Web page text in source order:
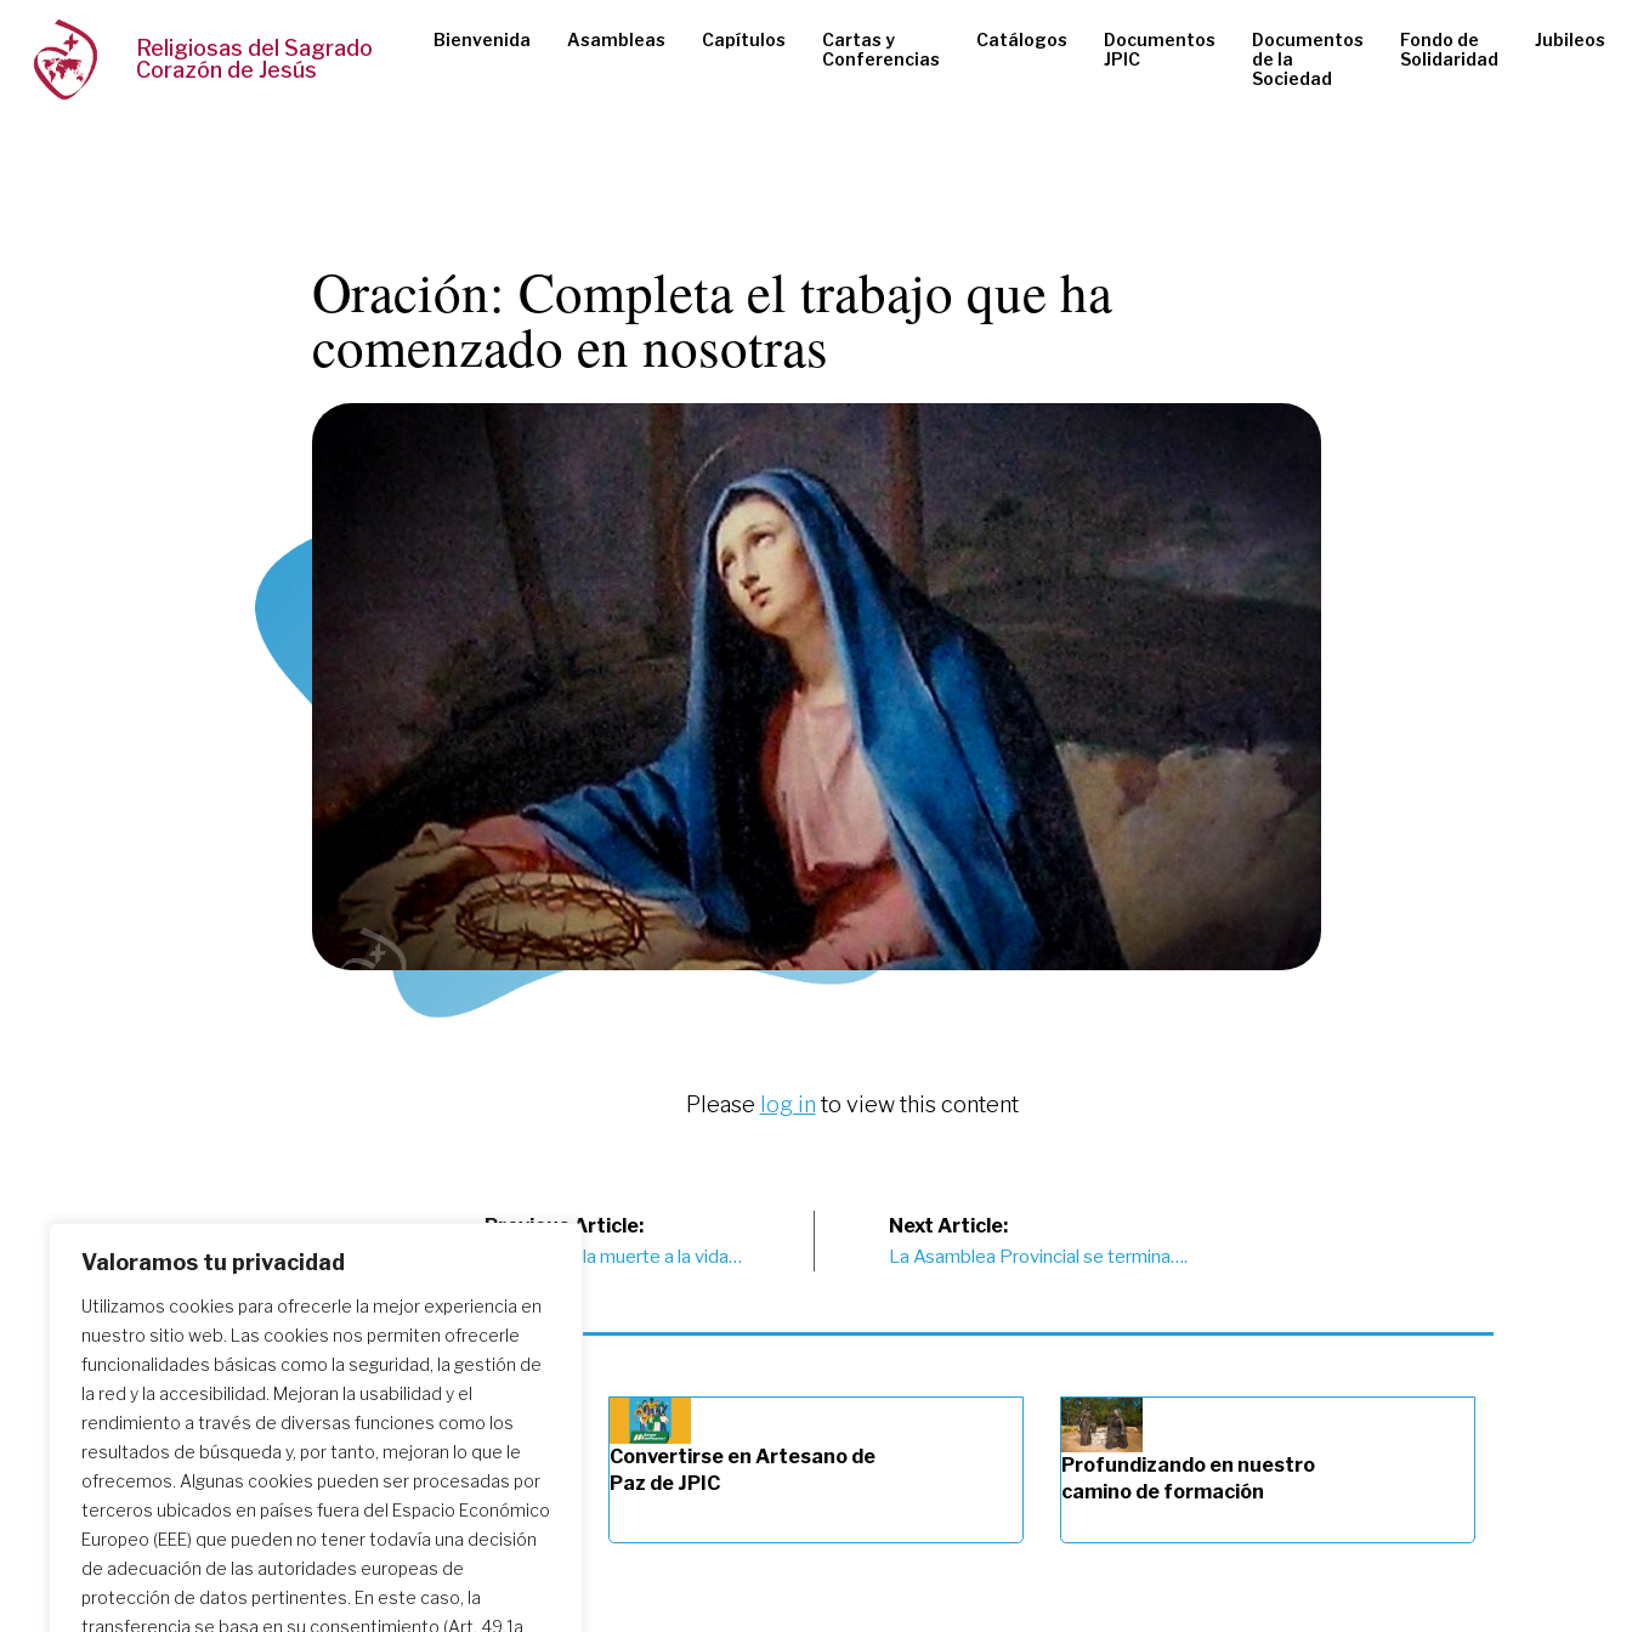
Valoramos tu privacidad
Utilizamos cookies para ofrecerle la mejor experiencia en
nuestro sitio web. Las cookies nos permiten ofrecerle
funcionalidades básicas como la seguridad, la gestión de
la red y la accesibilidad. Mejoran la usabilidad y el
rendimiento a través de diversas funciones como los
resultados de búsqueda y, por tanto, mejoran lo que le
ofrecemos. Algunas cookies pueden ser procesadas por
terceros ubicados en países fuera del Espacio Económico
Europeo (EEE) que pueden no tener todavía una decisión
de adecuación de las autoridades europeas de
protección de datos pertinentes. En este caso, la
transferencia se basa en su consentimiento (Art. 49.1a
Religiosas del Sagrado
Corazón de Jesús
Bienvenida Asambleas Capítulos
Cartas y
Conferencias
Catálogos
Documentos
JPIC
Documentos
de la
Sociedad
Fondo de
Solidaridad
Jubileos
Oración: Completa el trabajo que ha
comenzado en nosotras
Please log in to view this content
Post
navigation
Previous Article:
Oración: De la muerte a la vida…
Next Article:
La Asamblea Provincial se termina….
Similar Posts
El encuentro de formación
inicial: un camino
transformador
Convertirse en Artesano de
Paz de JPIC
Profundizando en nuestro
camino de formación